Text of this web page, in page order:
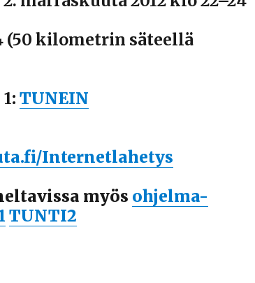
(50 kilometrin säteellä
: TUNEIN
Internetlahetys
myös ohjelma-
TUNTI2